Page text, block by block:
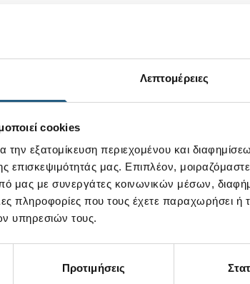
Λεπτομέρειες
cookies
την εξατομίκευση περιεχομένου και
επισκεψιμότητάς μας. Επιπλέον,
μας με συνεργάτες κοινωνικών μέσων,
πληροφορίες που τους έχετε παραχωρήσει ή
υπηρεσιών τους.
Προτιμήσεις
και επιστροφές.